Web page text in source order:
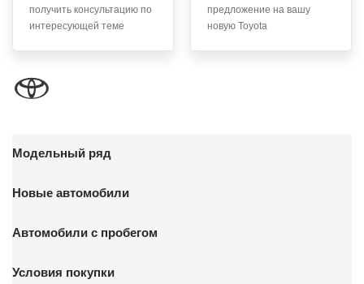
письменного заявления Обществу заказным почтовым
ТПЗ «Алтуфьево», вл. 5, стр. 1.
получить консультацию по
интересующей теме
предложение на вашу
новую Toyota
Модельный ряд
Новые автомобили
Автомобили с пробегом
Условия покупки